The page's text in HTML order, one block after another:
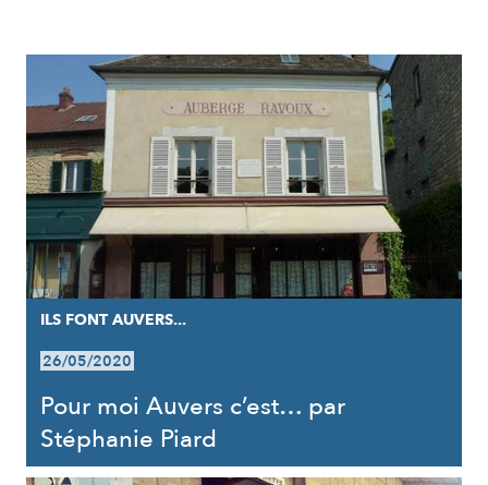
RÉSULTATS
ILS FONT AUVERS...
26/05/2020
Pour moi Auvers c’est… par
Stéphanie Piard